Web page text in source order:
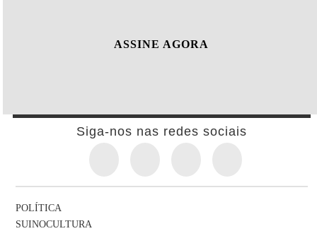
ASSINE AGORA
Siga-nos nas redes sociais
POLÍTICA
SUINOCULTURA